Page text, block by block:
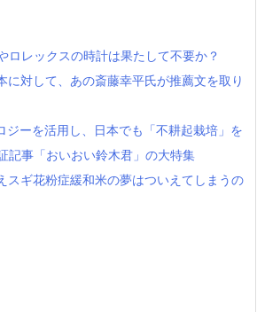
レックスの時計は果たして不要か？
対して、あの斎藤幸平氏が推薦文を取り
ーを活用し、日本でも「不耕起栽培」を
事「おいおい鈴木君」の大特集
ギ花粉症緩和米の夢はついえてしまうの